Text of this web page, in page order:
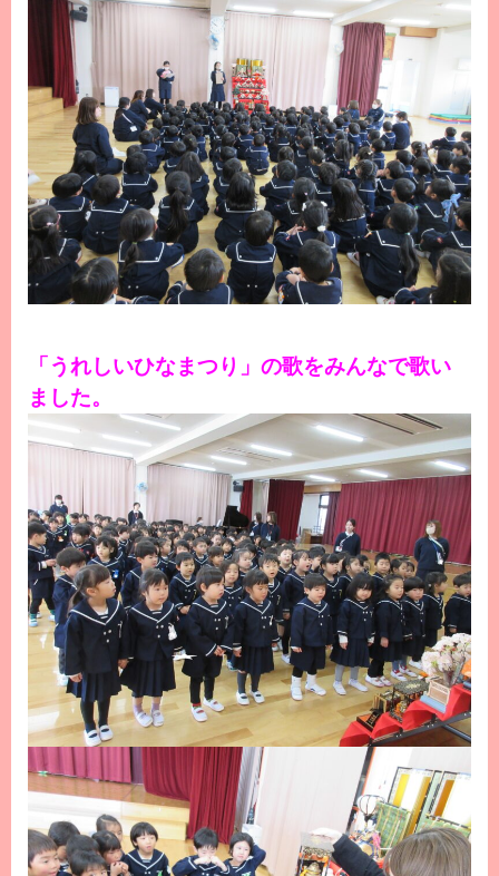
「うれしいひなまつり」の歌をみんなで歌い
ました。